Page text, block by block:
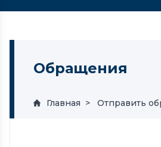
Обращения
Главная Отправить